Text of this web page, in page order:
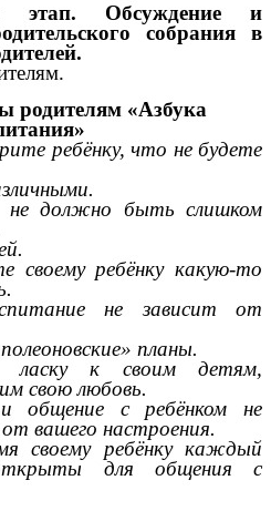
этап. Обсуждение и
собрания в
родителям «Азбука
ребёнку, что не будете
не должно быть слишком
своему ребёнку какую-то
не зависит от
планы.
ласку к своим детям,
свою любовь.
общение с ребёнком не
вашего настроения.
своему ребёнку каждый
для общения с